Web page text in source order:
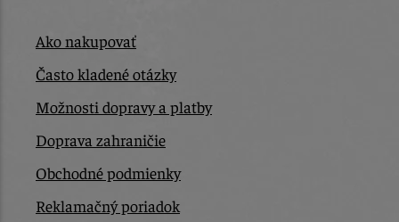
Ako nakupovať
Často kladené otázky
Možnosti dopravy a platby
Doprava zahraničie
Obchodné podmienky
Reklamačný poriadok